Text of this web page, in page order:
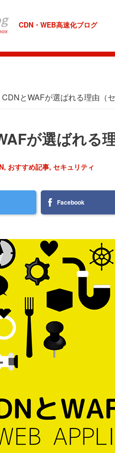
CDN・WEB高速化ブログ
CDNとWAFが選ばれる理由（
が選ばれる
, おすすめ記事, セキュリティ
Facebook